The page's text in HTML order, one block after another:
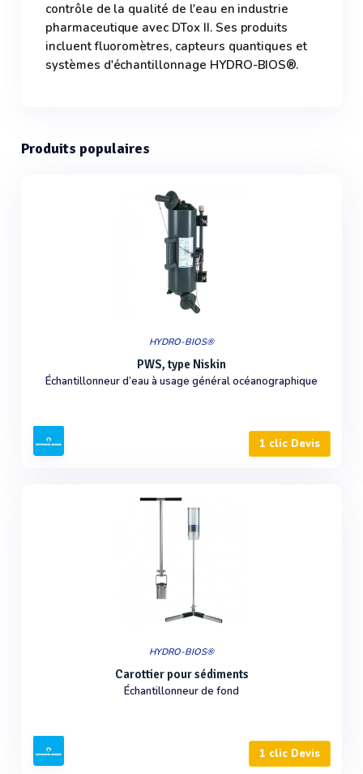
contrôle de la qualité de l'eau en industrie
pharmaceutique avec DTox II. Ses produits
incluent fluoromètres, capteurs quantiques et
systèmes d'échantillonnage HYDRO-BIOS®.
Produits populaires
HYDRO-BIOS®
PWS, type Niskin
Échantillonneur d’eau à usage général océanographique
1 clic Devis
HYDRO-BIOS®
Carottier pour sédiments
Échantillonneur de fond
1 clic Devis